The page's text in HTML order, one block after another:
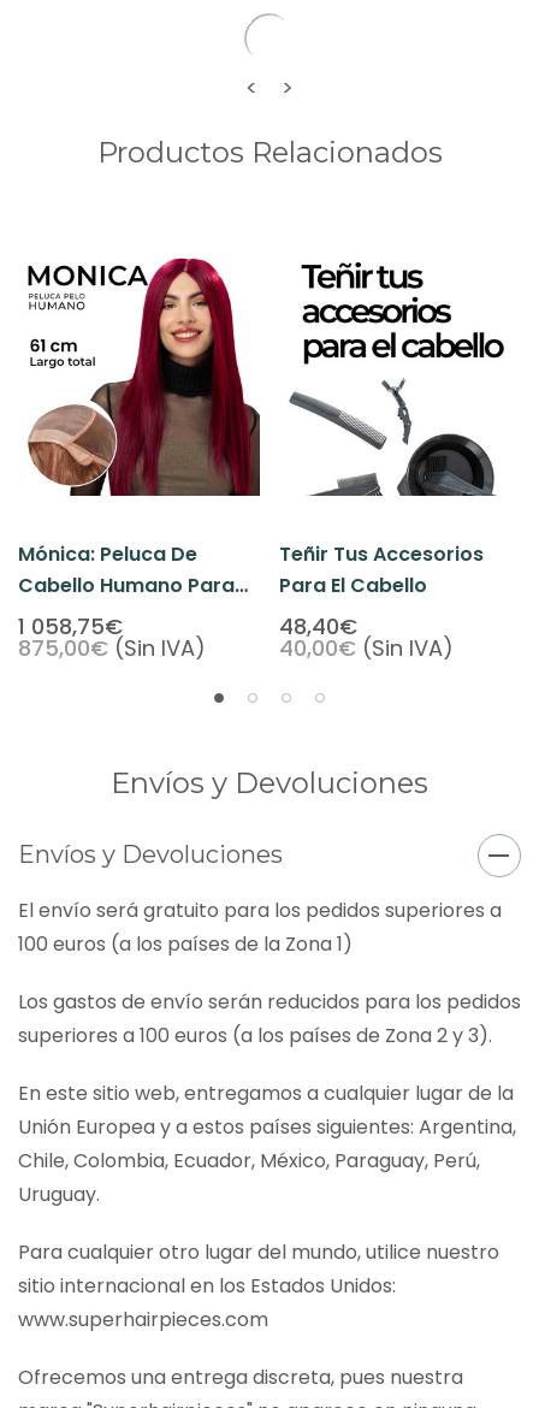
< >
Productos Relacionados
Mónica: Peluca De
Cabello Humano Para
La Caída Del Cabello
Por Razones Médicas.
1 058,75€
875,00€ (Sin IVA)
Teñir Tus Accesorios
Para El Cabello
48,40€
40,00€ (Sin IVA)
Envíos y Devoluciones
Envíos y Devoluciones
El envío será gratuito para los pedidos superiores a
100 euros (a los países de la Zona 1)
Los gastos de envío serán reducidos para los pedidos
superiores a 100 euros (a los países de Zona 2 y 3).
En este sitio web, entregamos a cualquier lugar de la
Unión Europea y a estos países siguientes: Argentina,
Chile, Colombia, Ecuador, México, Paraguay, Perú,
Uruguay.
Para cualquier otro lugar del mundo, utilice nuestro
sitio internacional en los Estados Unidos:
www.superhairpieces.com
Ofrecemos una entrega discreta, pues nuestra